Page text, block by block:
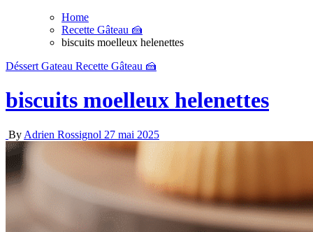
Home
Recette Gâteau 🍰
biscuits moelleux helenettes
Déssert Gateau Recette Gâteau 🍰
biscuits moelleux helenettes
By Adrien Rossignol 27 mai 2025